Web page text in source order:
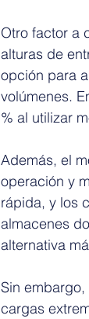
Otro factor a
alturas de
opción para
volúmenes.
% al utilizar
Además, el
operación y
rápida, y los
almacenes
alternativa
Sin
cargas